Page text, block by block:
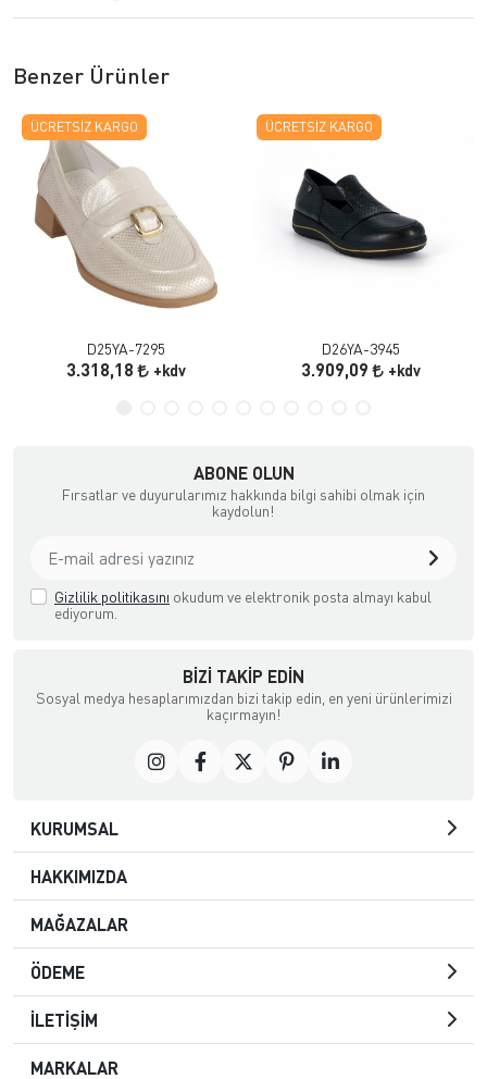
Benzer Ürünler
ÜCRETSIZ KARGO
D25YA-7295
3.318,18 +kdv
ÜCRETSIZ KARGO
D26YA-3945
3.909,09 +kdv
ABONE OLUN
Fırsatlar ve duyurularımız hakkında bilgi sahibi olmak için
kaydolun!
Gizlilik politikasını okudum ve elektronik posta almayı kabul
ediyorum.
BIZI TAKIP EDIN
Sosyal medya hesaplarımızdan bizi takip edin, en yeni ürünlerimizi
kaçırmayın!
KURUMSAL
HAKKIMIZDA
MAĞAZALAR
ÖDEME
İLETİŞİM
MARKALAR